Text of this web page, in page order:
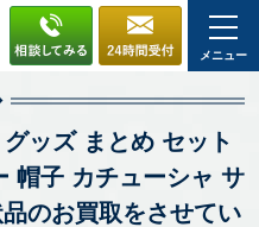
メニュー
ッズ まとめ セット
帽子 カチューシャ サ
のお買取をさせてい